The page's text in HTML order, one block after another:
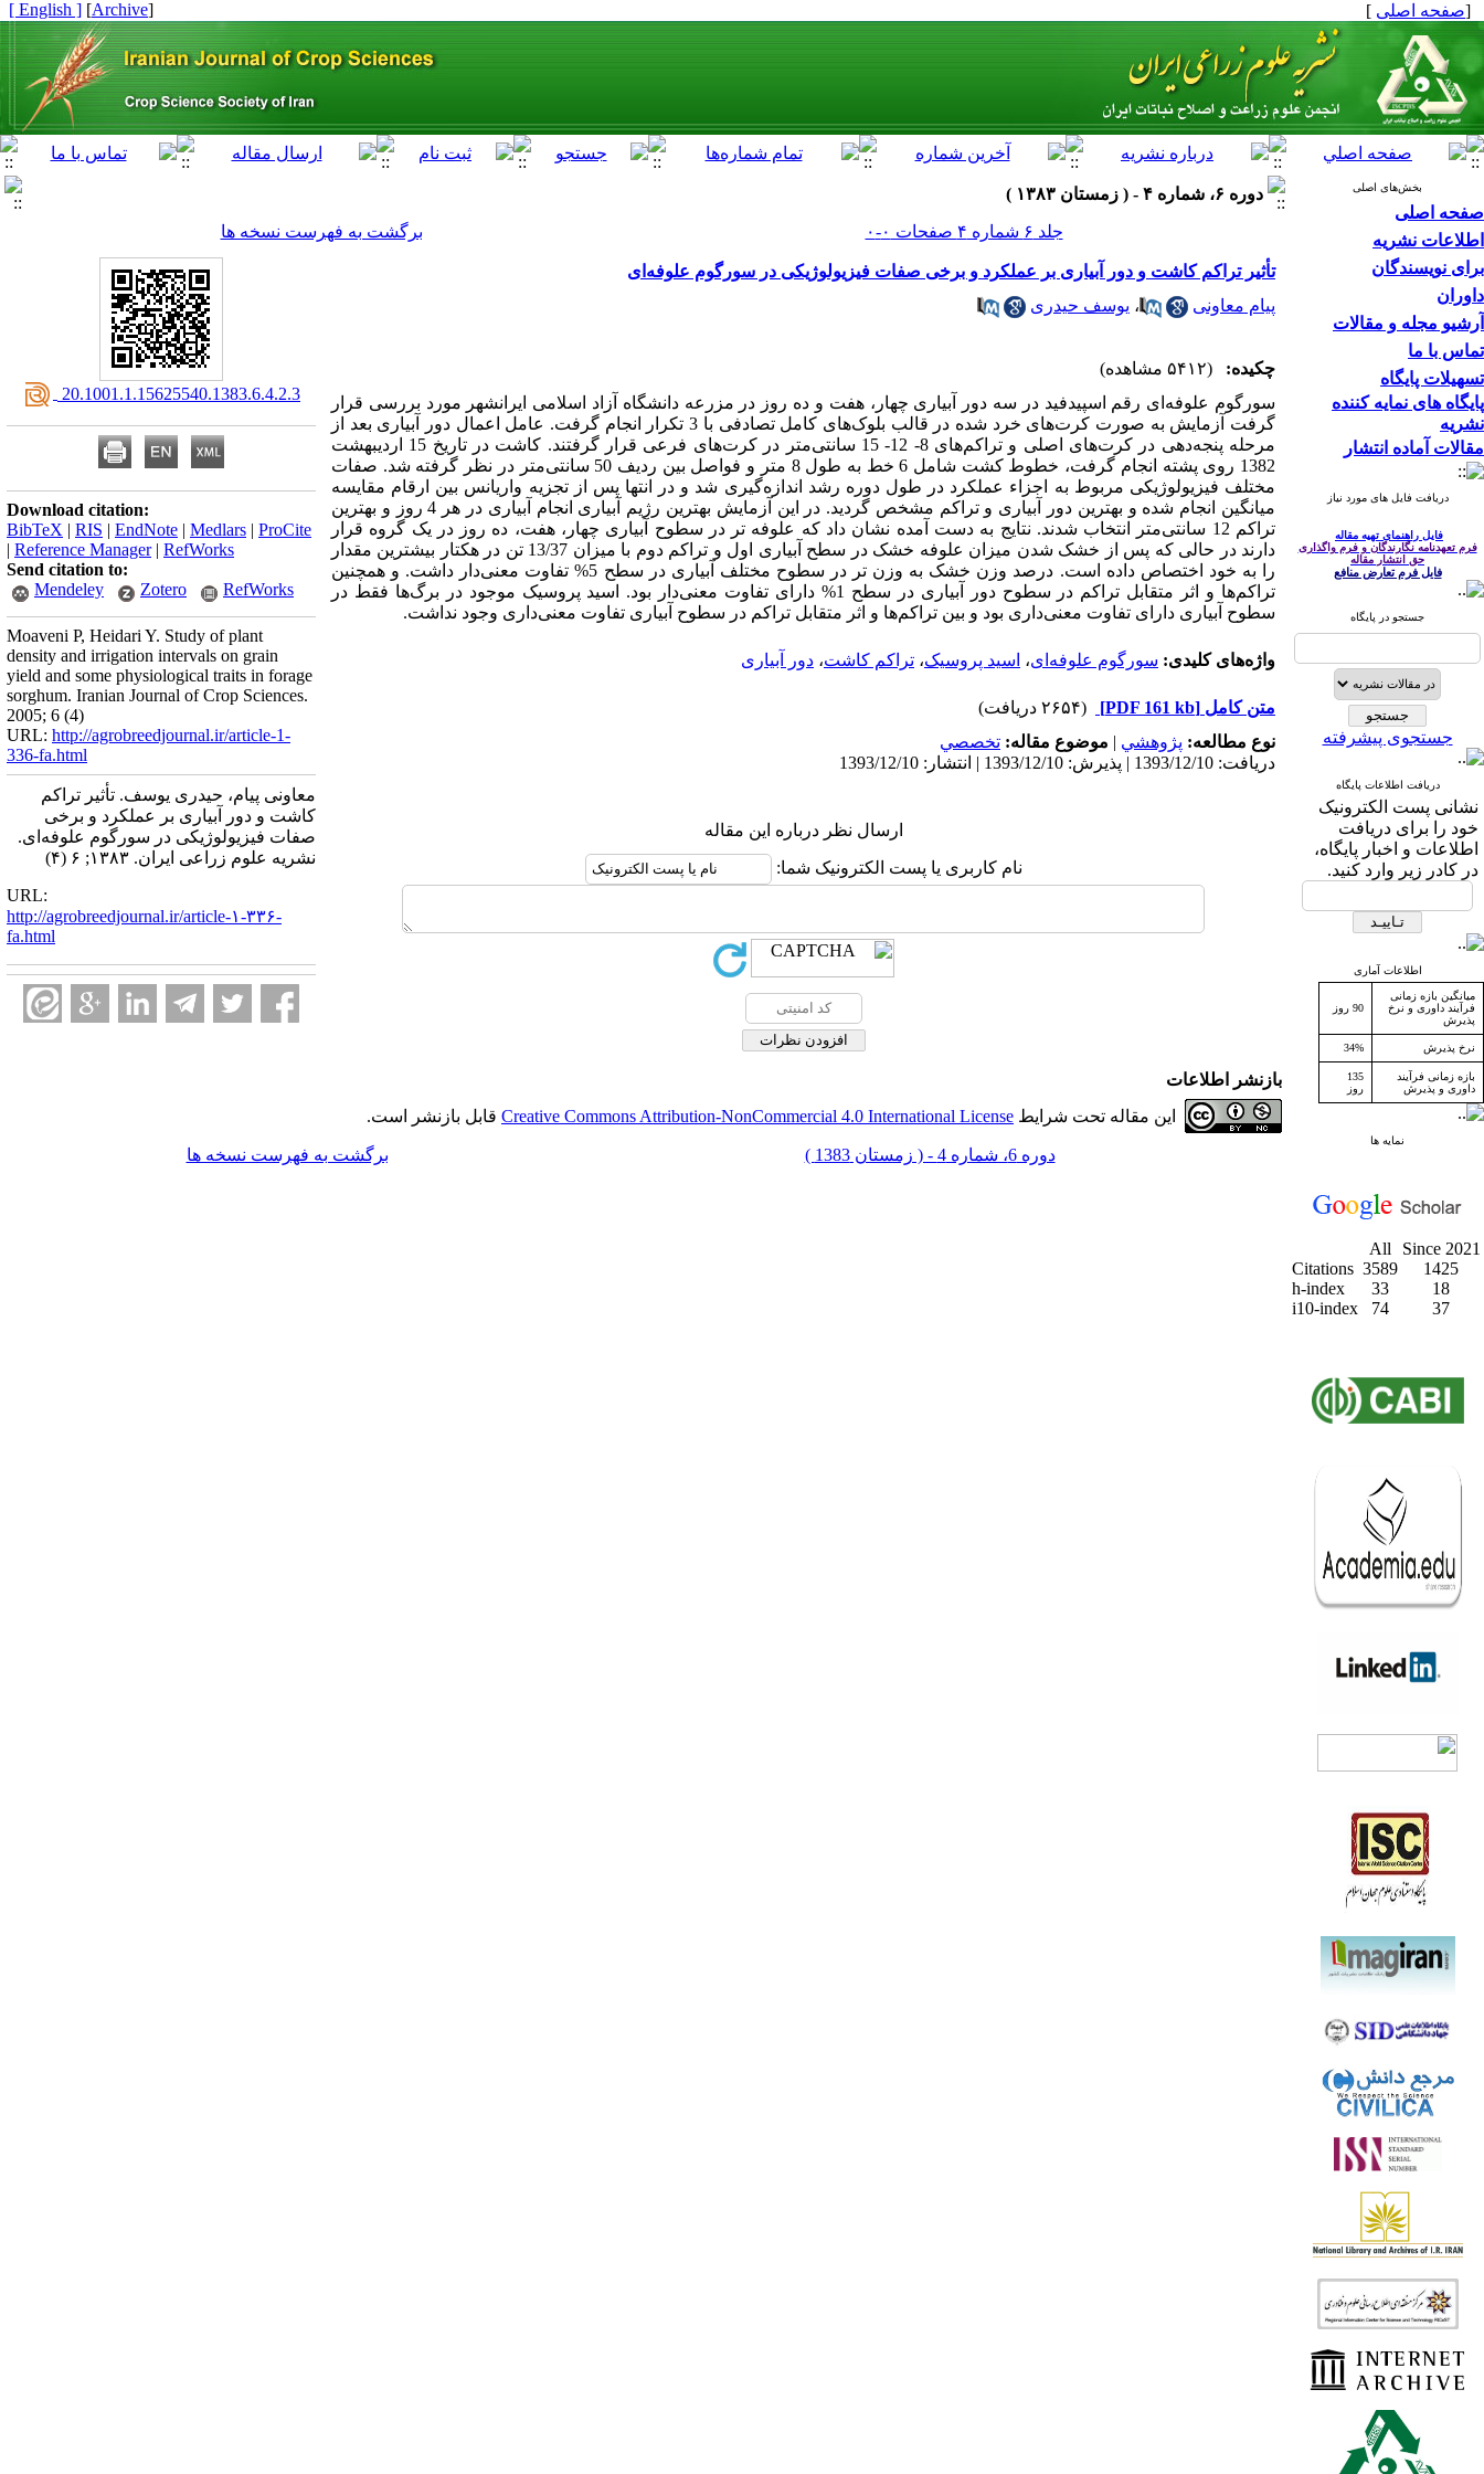
[صفحه اصلی ]
[
Archive
]
[ English ]
بخش‌های اصلی
صفحه اصلی
اطلاعات نشریه
برای نویسندگان
داوران
آرشیو مجله و مقالات
تماس با ما
تسهیلات پایگاه
پایگاه های نمایه کننده
نشریه
مقالات آماده انتشار
دریافت فایل های مورد نیاز
فایل راهنمای تهیه مقاله
فرم تعهدنامه نگارندگان و فرم واگذاری
حق انتشار مقاله
فایل فرم تعارض منافع
جستجو در پایگاه
جستجوی پیشرفته
دریافت اطلاعات پایگاه
نشانی پست الکترونیک
خود را برای دریافت
اطلاعات و اخبار پایگاه،
در کادر زیر وارد کنید.
اطلاعات آماری
میانگین بازه زمانی
فرآیند داوری و نرخ
پذیرش
90 روز
نرخ پذیرش 34%
بازه زمانی فرآیند
داوری و پذیرش
135
روز
نمایه ها
All
Since 2021
Citations 3589
1425
h-index
33
18
i10-index
74 37
دوره ۶، شماره ۴ - ( زمستان ۱۳۸۳ )
جلد ۶ شماره ۴ صفحات ۰-۰
برگشت به فهرست نسخه ها
تأثیر تراکم کاشت و دور آبیاری بر عملکرد و برخی صفات فیزیولوژیکی در سورگوم علوفه‌ای
پیام معاونی
، یوسف حیدری
چکیده:
(۵۴۱۲ مشاهده)
سورگوم علوفه‌ای رقم اسپیدفید در سه دور آبیاری چهار، هفت و ده روز در مزرعه دانشگاه آزاد اسلامی ایرانشهر مورد بررسی قرار
گرفت آزمایش به صورت کرت‌های خرد شده در قالب بلوک‌های کامل تصادفی با 3 تکرار انجام گرفت. عامل اعمال دور آبیاری بعد از
مرحله پنجه‌دهی در کرت‌های اصلی و تراکم‌های 8- 12- 15 سانتی‌متر در کرت‌های فرعی قرار گرفتند. کاشت در تاریخ 15 اردیبهشت
1382 روی پشته انجام گرفت، خطوط کشت شامل 6 خط به طول 8 متر و فواصل بین ردیف 50 سانتی‌متر در نظر گرفته شد. صفات
مختلف فیزیولوژیکی مربوط به اجزاء عملکرد در طول دوره رشد اندازه‌گیری شد و در انتها پس از تجزیه واریانس بین ارقام مقایسه
میانگین انجام شده و بهترین دور آبیاری و تراکم مشخص گردید. در این آزمایش بهترین رژیم آبیاری انجام آبیاری در هر 4 روز و بهترین
تراکم 12 سانتی‌متر انتخاب شدند. نتایج به دست آمده نشان داد که علوفه تر در سطوح آبیاری چهار، هفت، ده روز در یک گروه قرار
دارند در حالی که پس از خشک شدن میزان علوفه خشک در سطح آبیاری اول و تراکم دوم با میزان 13/37 تن در هکتار بیشترین مقدار
را به خود اختصاص داده است. درصد وزن خشک به وزن تر در سطوح مختلف آبیاری در سطح 5% تفاوت معنی‌دار داشت. و همچنین
تراکم‌ها و اثر متقابل تراکم در سطوح دور آبیاری در سطح 1% دارای تفاوت معنی‌دار بود. اسید پروسیک موجود در برگ‌ها فقط در
سطوح آبیاری دارای تفاوت معنی‌داری بود و بین تراکم‌ها و اثر متقابل تراکم در سطوح آبیاری تفاوت معنی‌داری وجود نداشت.
واژه‌های کلیدی: سورگوم علوفه‌ای، اسید پروسیک، تراکم کاشت، دور آبیاری
متن کامل [PDF 161 kb]
(۲۶۵۴ دریافت)
نوع مطالعه: پژوهشي | موضوع مقاله: تخصصي
دریافت: 1393/12/10 | پذیرش: 1393/12/10 | انتشار: 1393/12/10
ارسال نظر درباره این مقاله
نام کاربری یا پست الکترونیک شما:
‎ 20.1001.1.15625540.1383.6.4.2.3
Download citation:
BibTeX | RIS | EndNote | Medlars | ProCite
| Reference Manager| RefWorks
Send citation to:
Mendeley
Zotero RefWorks
Moaveni P, Heidari Y. Study of plant
density and irrigation intervals on grain
yield and some physiological traits in forage
sorghum. Iranian Journal of Crop Sciences.
2005; 6 (4)
URL: http://agrobreedjournal.ir/article-1-
336-fa.html
معاونی پیام، حیدری یوسف. تأثیر تراکم
کاشت و دور آبیاری بر عملکرد و برخی
صفات فیزیولوژیکی در سورگوم علوفه‌ای.
نشریه علوم زراعی ایران. ۱۳۸۳; ۶ (۴)
URL:
http://agrobreedjournal.ir/article-۱-۳۳۶-
fa.html
بازنشر اطلاعات
این مقاله تحت شرایط Creative Commons Attribution-NonCommercial 4.0 International License قابل بازنشر است.
دوره 6، شماره 4 - ( زمستان 1383 ) برگشت به فهرست نسخه ها